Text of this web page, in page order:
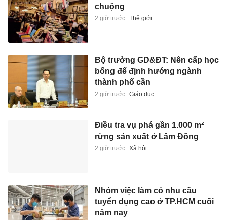
chuộng
2 giờ trước Thế giới
Bộ trưởng GD&ĐT: Nên cấp học
bổng để định hướng ngành
thành phố cần
2 giờ trước Giáo dục
Điều tra vụ phá gần 1.000 m²
rừng sản xuất ở Lâm Đồng
2 giờ trước Xã hội
Nhóm việc làm có nhu cầu
tuyển dụng cao ở TP.HCM cuối
năm nay